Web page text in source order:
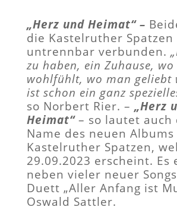
„Herz und Heimat“ –
die Kastelruther Spatzen
untrennbar verbunden.
zu haben, ein Zuhause,
wohlfühlt, wo man geliebt
ist schon ein ganz
so Norbert Rier. – „Herz
Heimat“– so lautet auch
Name des neuen
Kastelruther Spatzen,
29.09.2023 erscheint. Es
neben vieler neuer
Duett „Aller Anfang ist
Oswald Sattler.